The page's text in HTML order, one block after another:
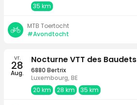
35 km
MTB Toertocht
#Avondtocht
vr.
28
Aug.
Nocturne VTT des Baudets
6880 Bertrix
Luxembourg, BE
20 km
28 km 35 km